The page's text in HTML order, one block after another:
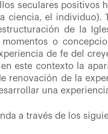
seculares positivos
ciencia, el individuo).
de la
o
de fe del
este contexto la
renovación de la
una
a través de los